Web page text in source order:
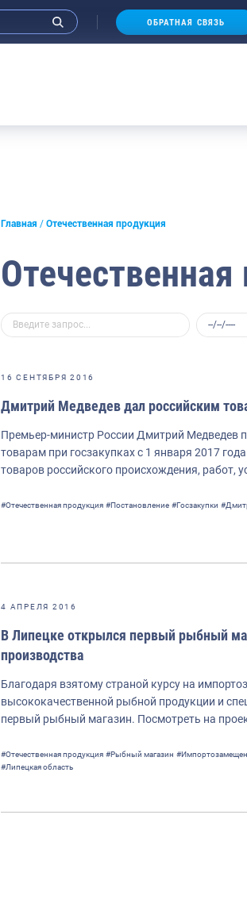
ОБРАТНАЯ СВЯЗЬ
Главная Отечественная продукция
16 СЕНТЯБРЯ 2016
Дмитрий Медведев дал российским
Премьер-министр России Дмитрий Медведев
товарам при госзакупках с 1 января 2017
товаров российского происхождения,
#Отечественная продукция #Постановление #Госзакупки
4 АПРЕЛЯ 2016
В Липецке открылся первый рыбный
производства
Благодаря взятому страной курсу на
высококачественной рыбной продукции и
первый рыбный магазин. Посмотреть на
#Отечественная продукция #Рыбный магазин
#Липецкая область